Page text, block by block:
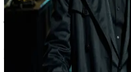
रूफस टर्नर
रूफस टर्नर - एक सनकी अनुभवी शिकारी,
स्कॉच का शौकीन